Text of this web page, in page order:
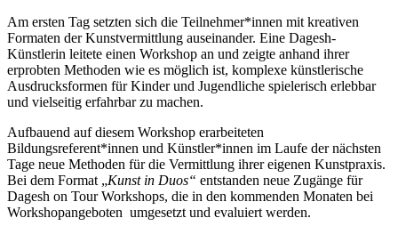
Am ersten Tag setzten sich die Teilnehmer*innen mit kreativen
Formaten der Kunstvermittlung auseinander. Eine Dagesh-
Künstlerin leitete einen Workshop an und zeigte anhand ihrer
erprobten Methoden wie es möglich ist, komplexe künstlerische
Ausdrucksformen für Kinder und Jugendliche spielerisch erlebbar
und vielseitig erfahrbar zu machen.
Aufbauend auf diesem Workshop erarbeiteten
Bildungsreferent*innen und Künstler*innen im Laufe der nächsten
Tage neue Methoden für die Vermittlung ihrer eigenen Kunstpraxis.
Bei dem Format „Kunst in Duos“ entstanden neue Zugänge für
Dagesh on Tour Workshops, die in den kommenden Monaten bei
Workshopangeboten umgesetzt und evaluiert werden.